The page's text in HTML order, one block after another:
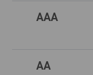
AAA
AA